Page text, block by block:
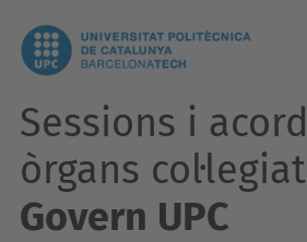
Sessions i
òrgans
Govern UPC